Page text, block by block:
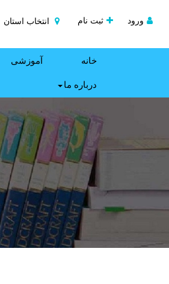
ورود ثبت نام انتخاب استان
خانه آموزشی
درباره ما